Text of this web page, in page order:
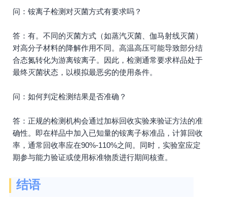
问：铵离子检测对灭菌方式有要求吗？
答：有。不同的灭菌方式（如蒸汽灭菌、伽马射线灭菌）
对高分子材料的降解作用不同。高温高压可能导致部分结
合态氮转化为游离铵离子。因此，检测通常要求样品处于
最终灭菌状态，以模拟最恶劣的使用条件。
问：如何判定检测结果是否准确？
答：正规的检测机构会通过加标回收实验来验证方法的准
确性。即在样品中加入已知量的铵离子标准品，计算回收
率，通常回收率应在90%-110%之间。同时，实验室应定
期参与能力验证或使用标准物质进行期间核查。
结语